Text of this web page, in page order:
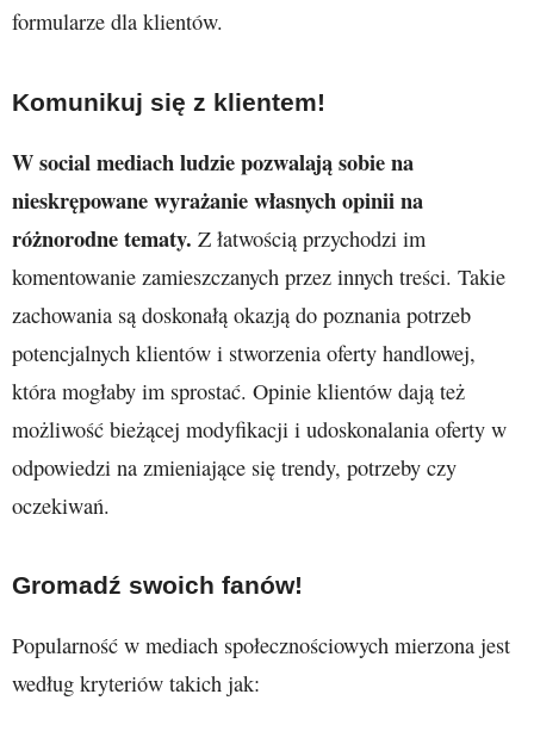
formularze dla klientów.
Komunikuj się z klientem!
W social mediach ludzie pozwalają sobie na
nieskrępowane wyrażanie własnych opinii na
różnorodne tematy. Z łatwością przychodzi im
komentowanie zamieszczanych przez innych treści. Takie
zachowania są doskonałą okazją do poznania potrzeb
potencjalnych klientów i stworzenia oferty handlowej,
która mogłaby im sprostać. Opinie klientów dają też
możliwość bieżącej modyfikacji i udoskonalania oferty w
odpowiedzi na zmieniające się trendy, potrzeby czy
oczekiwań.
Gromadź swoich fanów!
Popularność w mediach społecznościowych mierzona jest
według kryteriów takich jak: